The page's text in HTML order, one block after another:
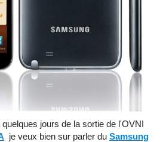
jours de la sortie de l'OVNI
je veux bien sur parler du Samsung